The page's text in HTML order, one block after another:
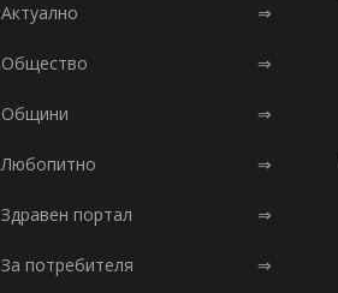
Актуално ⇒
Общество ⇒
Общини ⇒
Любопитно ⇒
Здравен портал ⇒
За потребителя ⇒